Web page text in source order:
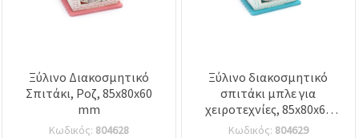
Ξύλινο Διακοσμητικό
Σπιτάκι, Ροζ, 85x80x60
mm
Κωδικός: 804628
Ξύλινο διακοσμητικό
σπιτάκι μπλε για
χειροτεχνίες, 85x80x60
mm
Κωδικός: 804629